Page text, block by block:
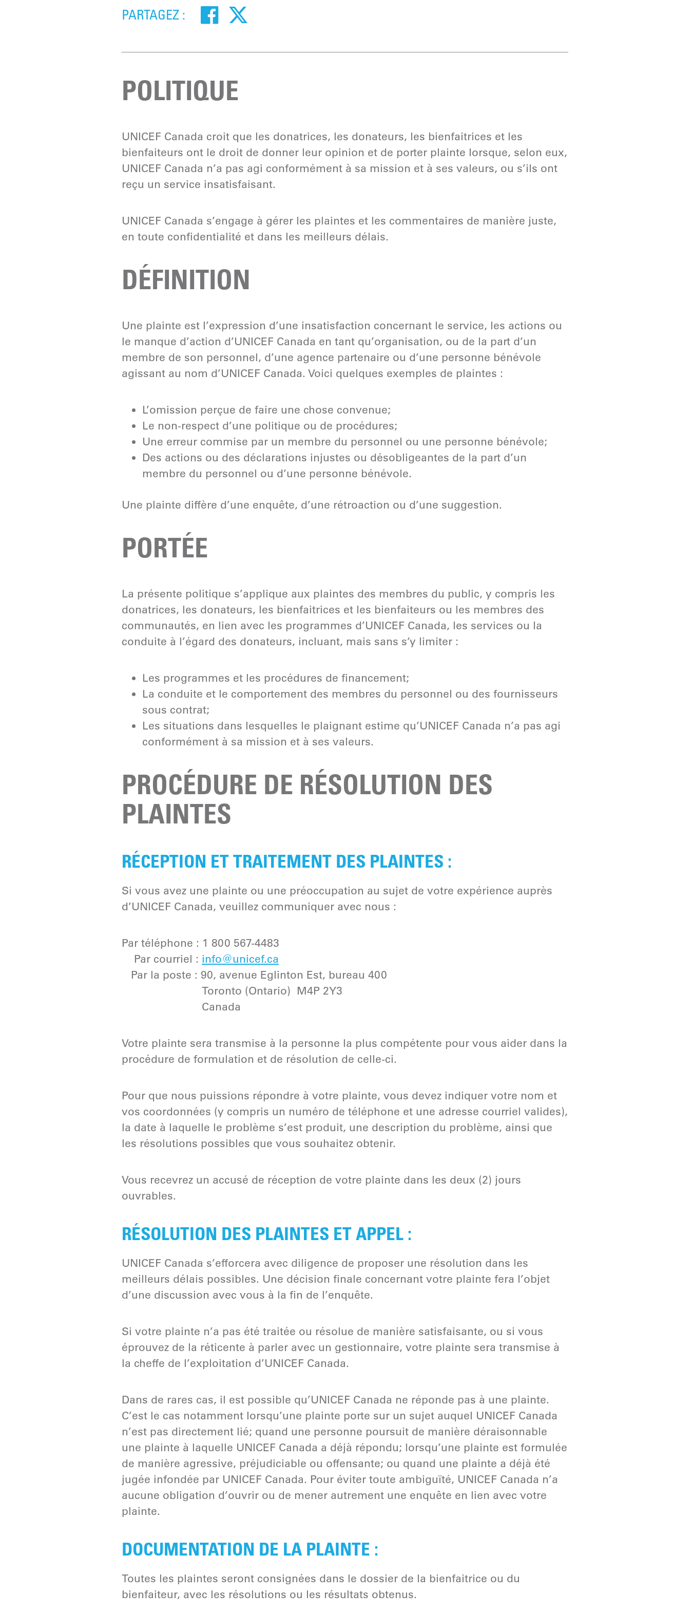
PARTAGEZ :
POLITIQUE
UNICEF Canada croit que les donatrices, les donateurs, les bienfaitrices et les
bienfaiteurs ont le droit de donner leur opinion et de porter plainte lorsque, selon eux,
UNICEF Canada n’a pas agi conformément à sa mission et à ses valeurs, ou s’ils ont
reçu un service insatisfaisant.
UNICEF Canada s’engage à gérer les plaintes et les commentaires de manière juste,
en toute confidentialité et dans les meilleurs délais.
DÉFINITION
Une plainte est l’expression d’une insatisfaction concernant le service, les actions ou
le manque d’action d’UNICEF Canada en tant qu’organisation, ou de la part d’un
membre de son personnel, d’une agence partenaire ou d’une personne bénévole
agissant au nom d’UNICEF Canada. Voici quelques exemples de plaintes :
L’omission perçue de faire une chose convenue;
Le non-respect d’une politique ou de procédures;
Une erreur commise par un membre du personnel ou une personne bénévole;
Des actions ou des déclarations injustes ou désobligeantes de la part d’un
membre du personnel ou d’une personne bénévole.
Une plainte diffère d’une enquête, d’une rétroaction ou d’une suggestion.
PORTÉE
La présente politique s’applique aux plaintes des membres du public, y compris les
donatrices, les donateurs, les bienfaitrices et les bienfaiteurs ou les membres des
communautés, en lien avec les programmes d’UNICEF Canada, les services ou la
conduite à l’égard des donateurs, incluant, mais sans s’y limiter :
Les programmes et les procédures de financement;
La conduite et le comportement des membres du personnel ou des fournisseurs
sous contrat;
Les situations dans lesquelles le plaignant estime qu’UNICEF Canada n’a pas agi
conformément à sa mission et à ses valeurs.
PROCÉDURE DE RÉSOLUTION DES
PLAINTES
RÉCEPTION ET TRAITEMENT DES PLAINTES :
Si vous avez une plainte ou une préoccupation au sujet de votre expérience auprès
d’UNICEF Canada, veuillez communiquer avec nous :
Par téléphone : 1 800 567-4483
Par courriel : info@unicef.ca
Par la poste : 90, avenue Eglinton Est, bureau 400
Toronto (Ontario) M4P 2Y3
Canada
Votre plainte sera transmise à la personne la plus compétente pour vous aider dans la
procédure de formulation et de résolution de celle-ci.
Pour que nous puissions répondre à votre plainte, vous devez indiquer votre nom et
vos coordonnées (y compris un numéro de téléphone et une adresse courriel valides),
la date à laquelle le problème s’est produit, une description du problème, ainsi que
les résolutions possibles que vous souhaitez obtenir.
Vous recevrez un accusé de réception de votre plainte dans les deux (2) jours
ouvrables.
RÉSOLUTION DES PLAINTES ET APPEL :
UNICEF Canada s’efforcera avec diligence de proposer une résolution dans les
meilleurs délais possibles. Une décision finale concernant votre plainte fera l’objet
d’une discussion avec vous à la fin de l’enquête.
Si votre plainte n’a pas été traitée ou résolue de manière satisfaisante, ou si vous
éprouvez de la réticente à parler avec un gestionnaire, votre plainte sera transmise à
la cheffe de l’exploitation d’UNICEF Canada.
Dans de rares cas, il est possible qu’UNICEF Canada ne réponde pas à une plainte.
C’est le cas notamment lorsqu’une plainte porte sur un sujet auquel UNICEF Canada
n’est pas directement lié; quand une personne poursuit de manière déraisonnable
une plainte à laquelle UNICEF Canada a déjà répondu; lorsqu’une plainte est formulée
de manière agressive, préjudiciable ou offensante; ou quand une plainte a déjà été
jugée infondée par UNICEF Canada. Pour éviter toute ambiguïté, UNICEF Canada n’a
aucune obligation d’ouvrir ou de mener autrement une enquête en lien avec votre
plainte.
DOCUMENTATION DE LA PLAINTE :
Toutes les plaintes seront consignées dans le dossier de la bienfaitrice ou du
bienfaiteur, avec les résolutions ou les résultats obtenus.